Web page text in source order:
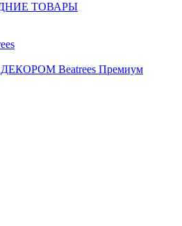
ТОВАРЫ
Beatrees Премиум